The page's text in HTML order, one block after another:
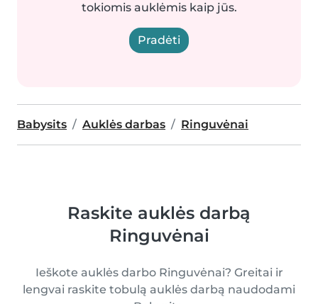
tokiomis auklėmis kaip jūs.
Pradėti
Babysits Auklės darbas Ringuvėnai
Raskite auklės darbą
Ringuvėnai
Ieškote auklės darbo Ringuvėnai? Greitai ir
lengvai raskite tobulą auklės darbą naudodami